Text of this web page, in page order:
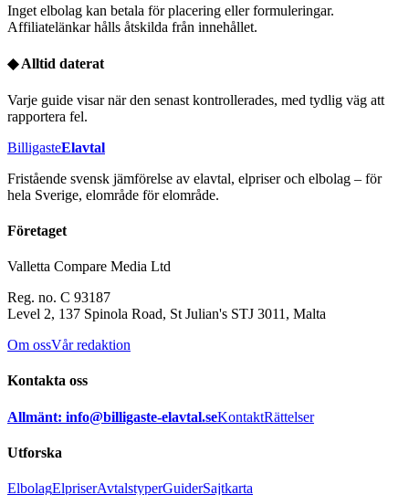
Inget elbolag kan betala för placering eller formuleringar.
Affiliatelänkar hålls åtskilda från innehållet.
◆Alltid daterat
Varje guide visar när den senast kontrollerades, med tydlig väg att
rapportera fel.
BilligasteElavtal
Fristående svensk jämförelse av elavtal, elpriser och elbolag – för
hela Sverige, elområde för elområde.
Företaget
Valletta Compare Media Ltd
Reg. no. C 93187
Level 2, 137 Spinola Road, St Julian's STJ 3011, Malta
Om ossVår redaktion
Kontakta oss
Allmänt: info@billigaste-elavtal.seKontaktRättelser
Utforska
ElbolagElpriserAvtalstyperGuiderSajtkarta